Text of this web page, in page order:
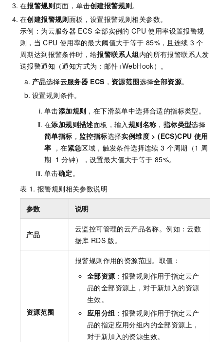
在报警规则页面，单击创建报警规则。
在创建报警规则面板，设置报警规则相关参数。
示例：为云服务器 ECS 全部实例的 CPU 使用率设置报警规
则，当 CPU 使用率的最大阈值大于等于 85%，且连续 3 个
周期达到报警条件时，给报警联系人组内的所有报警联系人发
送报警通知 （通知方式为：邮件+WebHook） 。
产品选择云服务器 ECS ，资源范围选择全部资源。
设置规则条件。
单击添加规则 ，在下滑菜单中选择合适的指标类型。
在添加规则描述面板，输入规则名称 ， 指标类型选择
简单指标 ， 监控指标选择实例维度 >(ECS)CPU 使用
率 ，在紧急区域，触发条件选择连续 3 个周期（1 周
期=1 分钟），设置最大值大于等于 85%。
单击确定。
表 1. 报警规则相关参数说明
参数 说明
产品
云监控可管理的云产品名称。例如：云数
据库 RDS 版。
资源范围
报警规则作用的资源范围。取值：
全部资源：报警规则作用于指定云产
品的全部资源上，对于新加入的资源
生效。
应用分组 ：报警规则作用于指定云产
品的指定应用分组内的全部资源上，
对于新加入的资源生效。